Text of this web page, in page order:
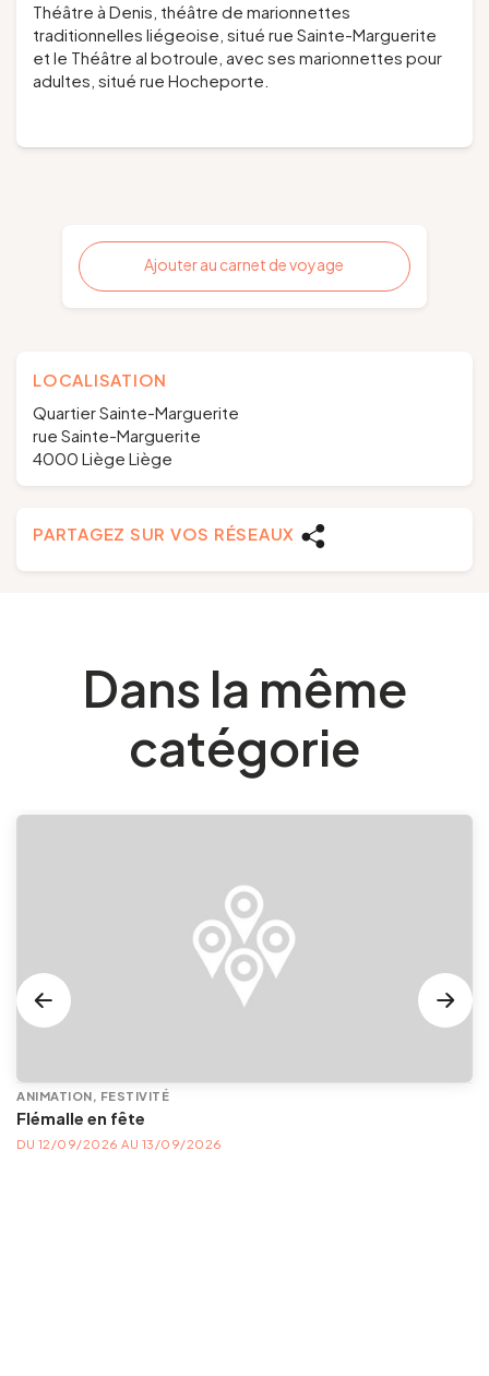
Théâtre à Denis, théâtre de marionnettes
traditionnelles liégeoise, situé rue Sainte-Marguerite
et le Théâtre al botroule , avec ses marionnettes pour
adultes, situé rue Hocheporte.
Ajouter au carnet de voyage
LOCALISATION
Quartier Sainte-Marguerite
rue Sainte-Marguerite
4000 Liège Liège
PARTAGEZ SUR VOS RÉSEAUX
Dans la même
catégorie
ANIMATION, FESTIVITÉ
Flémalle en fête
DU 12/09/2026 AU 13/09/2026